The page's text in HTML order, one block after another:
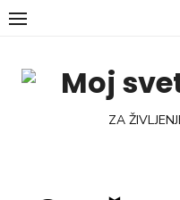
Skip
ZA